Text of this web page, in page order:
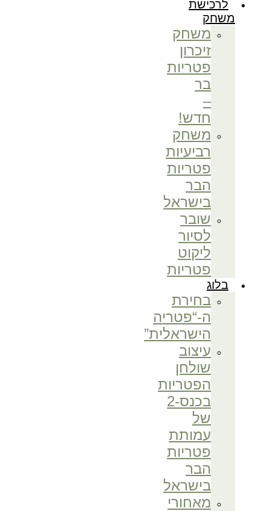
לרכישת
משחק
משחק
זיכרון
פטריות
בר
–
חדש!
משחק
רביעיות
פטריות
הבר
בישראל
שובר
לסיור
ליקוט
פטריות
בלוג
בחירת
ה-“פטריה
הישראלית”
עיצוב
שולחן
הפטריות
בכנס-2
של
עמותת
פטריות
הבר
בישראל
מאחורי